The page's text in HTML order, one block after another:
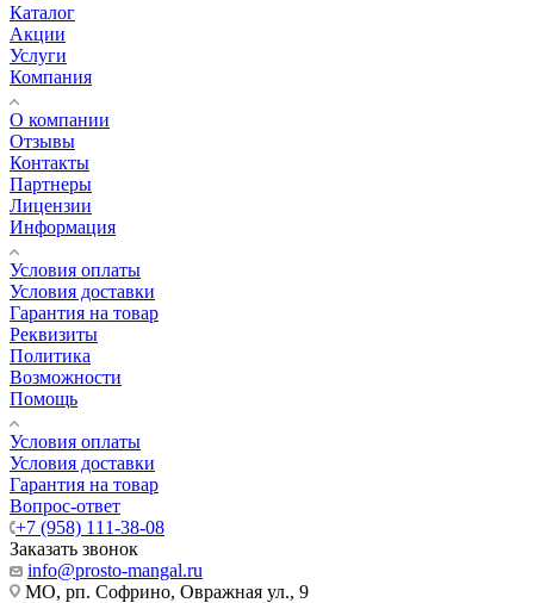
Каталог
Акции
Услуги
Компания
О компании
Отзывы
Контакты
Партнеры
Лицензии
Информация
Условия оплаты
Условия доставки
Гарантия на товар
Реквизиты
Политика
Возможности
Помощь
Условия оплаты
Условия доставки
Гарантия на товар
Вопрос-ответ
+7 (958) 111-38-08
Заказать звонок
info@prosto-mangal.ru
МО, рп. Софрино, Овражная ул., 9